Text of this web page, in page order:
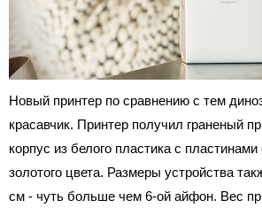
Новый принтер по сравнению с тем
красавчик. Принтер получил граненый
корпус из белого пластика с пластинами
золотого цвета. Размеры устройства
см - чуть больше чем 6-ой айфон. Вес